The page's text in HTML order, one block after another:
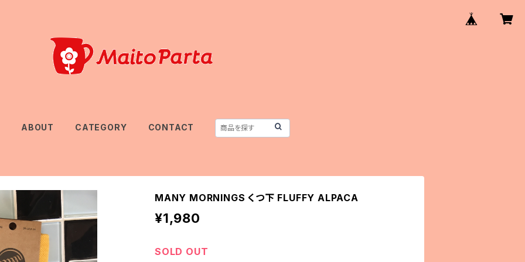
ABOUT CATEGORY CONTACT
MANY MORNINGS くつ下 FLUFFY ALPACA
¥1,980
SOLD OUT